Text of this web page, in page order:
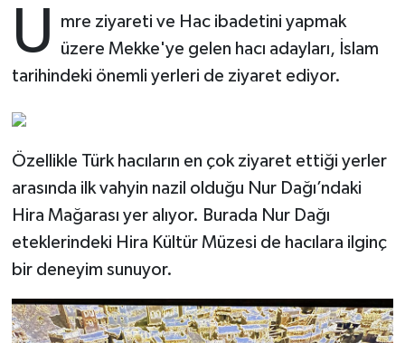
U
mre ziyareti ve Hac ibadetini yapmak
üzere Mekke'ye gelen hacı adayları, İslam
tarihindeki önemli yerleri de ziyaret ediyor.
Özellikle Türk hacıların en çok ziyaret ettiği yerler
arasında ilk vahyin nazil olduğu Nur Dağı’ndaki
Hira Mağarası yer alıyor. Burada Nur Dağı
eteklerindeki Hira Kültür Müzesi de hacılara ilginç
bir deneyim sunuyor.
Batman Müftülüğü
Bingöl Müftülüğü
Bitlis Müftülüğü
Bolu Müftülüğü
Burdur Müftülüğü
Sahabeler
Dünya
Aile
Sağlık
Makaleler
Ekonomi